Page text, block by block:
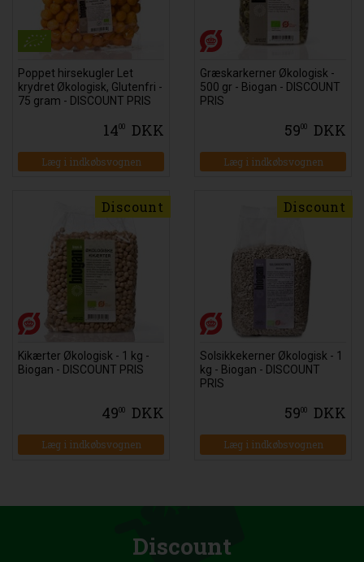
Poppet hirsekugler Let
krydret Økologisk, Glutenfri -
75 gram - DISCOUNT PRIS
1400 DKK
Læg i indkøbsvognen
Græskarkerner Økologisk -
500 gr - Biogan - DISCOUNT
PRIS
5900 DKK
Læg i indkøbsvognen
Discount
Kikærter Økologisk - 1 kg -
Biogan - DISCOUNT PRIS
4900 DKK
Læg i indkøbsvognen
Discount
Solsikkekerner Økologisk - 1
kg - Biogan - DISCOUNT
PRIS
5900 DKK
Læg i indkøbsvognen
Discount